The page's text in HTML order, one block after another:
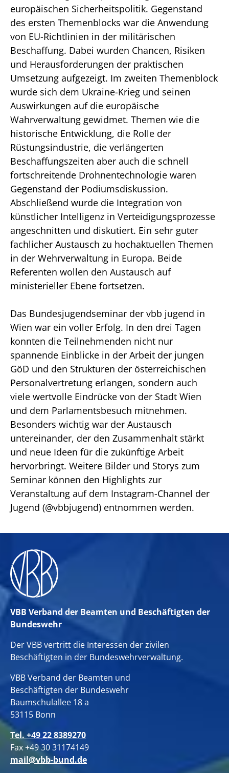
europäischen Sicherheitspolitik. Gegenstand
des ersten Themenblocks war die Anwendung
von EU-Richtlinien in der militärischen
Beschaffung. Dabei wurden Chancen, Risiken
und Herausforderungen der praktischen
Umsetzung aufgezeigt. Im zweiten Themenblock
wurde sich dem Ukraine-Krieg und seinen
Auswirkungen auf die europäische
Wahrverwaltung gewidmet. Themen wie die
historische Entwicklung, die Rolle der
Rüstungsindustrie, die verlängerten
Beschaffungszeiten aber auch die schnell
fortschreitende Drohnentechnologie waren
Gegenstand der Podiumsdiskussion.
Abschließend wurde die Integration von
künstlicher Intelligenz in Verteidigungsprozesse
angeschnitten und diskutiert. Ein sehr guter
fachlicher Austausch zu hochaktuellen Themen
in der Wehrverwaltung in Europa. Beide
Referenten wollen den Austausch auf
ministerieller Ebene fortsetzen.
Das Bundesjugendseminar der vbb jugend in
Wien war ein voller Erfolg. In den drei Tagen
konnten die Teilnehmenden nicht nur
spannende Einblicke in der Arbeit der jungen
GöD und den Strukturen der österreichischen
Personalvertretung erlangen, sondern auch
viele wertvolle Eindrücke von der Stadt Wien
und dem Parlamentsbesuch mitnehmen.
Besonders wichtig war der Austausch
untereinander, der den Zusammenhalt stärkt
und neue Ideen für die zukünftige Arbeit
hervorbringt. Weitere Bilder und Storys zum
Seminar können den Highlights zur
Veranstaltung auf dem Instagram-Channel der
Jugend (@vbbjugend) entnommen werden.
VBB Verband der Beamten und Beschäftigten der
Bundeswehr
Der VBB vertritt die Interessen der zivilen
Beschäftigten in der Bundeswehrverwaltung.
VBB Verband der Beamten und
Beschäftigten der Bundeswehr
Baumschulallee 18 a
53115 Bonn
Tel. +49 22 8389270
Fax +49 30 31174149
mail@vbb-bund.de